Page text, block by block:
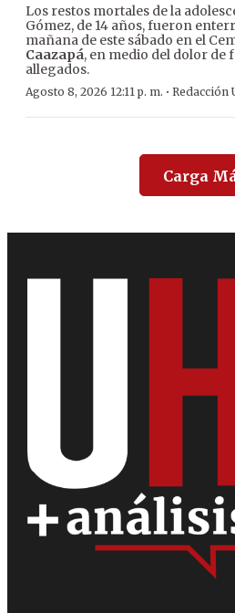
Los restos mortales de la
Gómez, de 14 años, fueron
mañana de este sábado en el
Caazapá, en medio del dolor de
allegados.
Agosto 8, 2026 12:11 p. m. · Redacción
Carga